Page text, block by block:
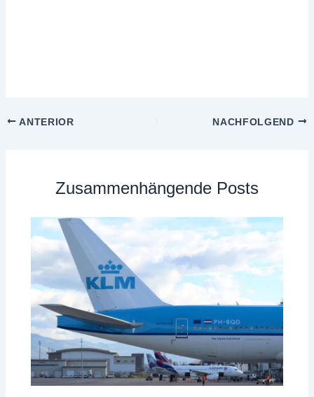
ANTERIOR NACHFOLGEND
Zusammenhängende Posts